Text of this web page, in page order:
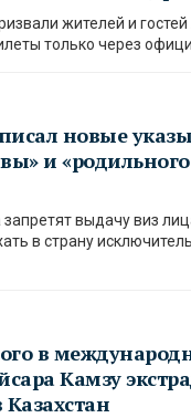
жителей и
только через
новые
и
выдачу виз
в страну
в
Камзу